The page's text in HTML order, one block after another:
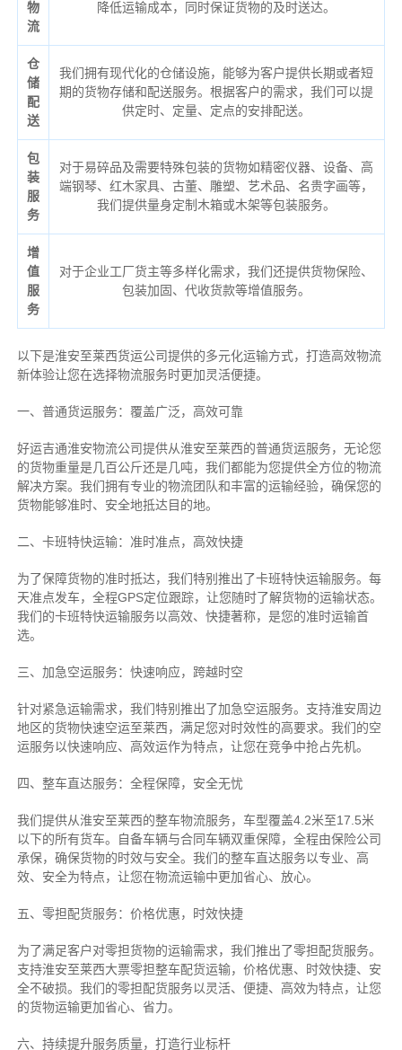
物
流
降低运输成本，同时保证货物的及时送达。
仓
储
配
送
我们拥有现代化的仓储设施，能够为客户提供长期或者短
期的货物存储和配送服务。根据客户的需求，我们可以提
供定时、定量、定点的安排配送。
包
装
服
务
对于易碎品及需要特殊包装的货物如精密仪器、设备、高
端钢琴、红木家具、古董、雕塑、艺术品、名贵字画等，
我们提供量身定制木箱或木架等包装服务。
增
值
服
务
对于企业工厂货主等多样化需求，我们还提供货物保险、
包装加固、代收货款等增值服务。
以下是淮安至莱西货运公司提供的多元化运输方式，打造高效物流
新体验让您在选择物流服务时更加灵活便捷。
一、普通货运服务：覆盖广泛，高效可靠
好运吉通淮安物流公司提供从淮安至莱西的普通货运服务，无论您
的货物重量是几百公斤还是几吨，我们都能为您提供全方位的物流
解决方案。我们拥有专业的物流团队和丰富的运输经验，确保您的
货物能够准时、安全地抵达目的地。
二、卡班特快运输：准时准点，高效快捷
为了保障货物的准时抵达，我们特别推出了卡班特快运输服务。每
天准点发车，全程GPS定位跟踪，让您随时了解货物的运输状态。
我们的卡班特快运输服务以高效、快捷著称，是您的准时运输首
选。
三、加急空运服务：快速响应，跨越时空
针对紧急运输需求，我们特别推出了加急空运服务。支持淮安周边
地区的货物快速空运至莱西，满足您对时效性的高要求。我们的空
运服务以快速响应、高效运作为特点，让您在竞争中抢占先机。
四、整车直达服务：全程保障，安全无忧
我们提供从淮安至莱西的整车物流服务，车型覆盖4.2米至17.5米
以下的所有货车。自备车辆与合同车辆双重保障，全程由保险公司
承保，确保货物的时效与安全。我们的整车直达服务以专业、高
效、安全为特点，让您在物流运输中更加省心、放心。
五、零担配货服务：价格优惠，时效快捷
为了满足客户对零担货物的运输需求，我们推出了零担配货服务。
支持淮安至莱西大票零担整车配货运输，价格优惠、时效快捷、安
全不破损。我们的零担配货服务以灵活、便捷、高效为特点，让您
的货物运输更加省心、省力。
六、持续提升服务质量，打造行业标杆